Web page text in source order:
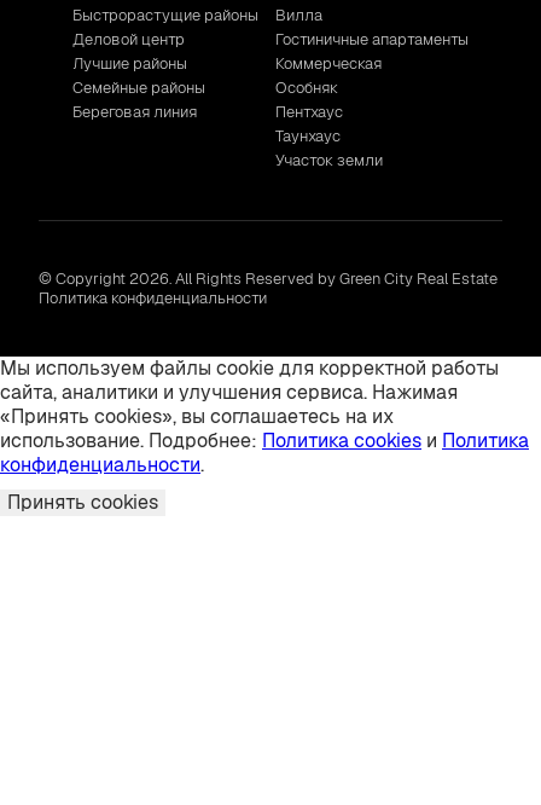
Быстрорастущие районы
Деловой центр
Лучшие районы
Семейные районы
Береговая линия
Вилла
Гостиничные апартаменты
Коммерческая
Особняк
Пентхаус
Таунхаус
Участок земли
© Copyright 2026. All Rights Reserved by Green City Real Estate
Политика конфиденциальности
Мы используем файлы cookie для корректной работы
сайта, аналитики и улучшения сервиса. Нажимая
«Принять cookies», вы соглашаетесь на их
использование. Подробнее: Политика cookies и Политика
конфиденциальности.
Принять cookies